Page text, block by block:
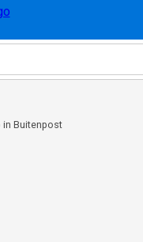
in Buitenpost